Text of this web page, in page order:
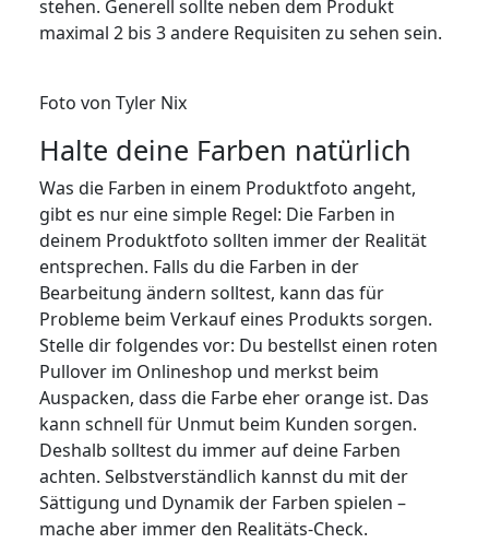
stehen. Generell sollte neben dem Produkt
maximal 2 bis 3 andere Requisiten zu sehen sein.
Foto von Tyler Nix
Halte deine Farben natürlich
Was die Farben in einem Produktfoto angeht,
gibt es nur eine simple Regel: Die Farben in
deinem Produktfoto sollten immer der Realität
entsprechen. Falls du die Farben in der
Bearbeitung ändern solltest, kann das für
Probleme beim Verkauf eines Produkts sorgen.
Stelle dir folgendes vor: Du bestellst einen roten
Pullover im Onlineshop und merkst beim
Auspacken, dass die Farbe eher orange ist. Das
kann schnell für Unmut beim Kunden sorgen.
Deshalb solltest du immer auf deine Farben
achten. Selbstverständlich kannst du mit der
Sättigung und Dynamik der Farben spielen –
mache aber immer den Realitäts-Check.